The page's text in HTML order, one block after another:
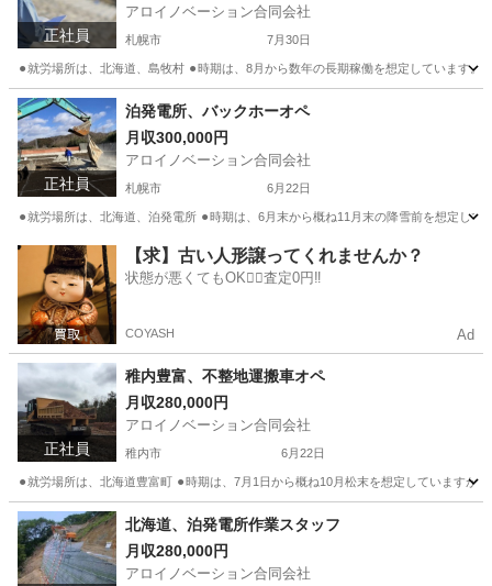
正社員
アロイノベーション合同会社
札幌市 7月30日
⚫︎就労場所は、北海道、島牧村 ⚫︎時期は、8月から数年の長期稼働を想定しています
北海道 札幌市 大工
正社員
泊発電所、バックホーオペ
月収300,000円
アロイノベーション合同会社
札幌市 6月22日
⚫︎就労場所は、北海道、泊発電所 ⚫︎時期は、6月末から概ね11月末の降雪前を想定し
北海道 札幌市 大工
【求】古い人形譲ってくれませんか？
状態が悪くてもOK🙆‍♀️査定0円‼️
COYASH Ad
正社員
稚内豊富、不整地運搬車オペ
月収280,000円
アロイノベーション合同会社
稚内市 6月22日
⚫︎就労場所は、北海道豊富町 ⚫︎時期は、7月1日から概ね10月松末を想定しています
北海道 稚内市 土木 不整地運搬車
北海道、泊発電所作業スタッフ
月収280,000円
アロイノベーション合同会社